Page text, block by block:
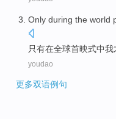
Only during the world
只有在全球首映式中我
youdao
更多双语例句